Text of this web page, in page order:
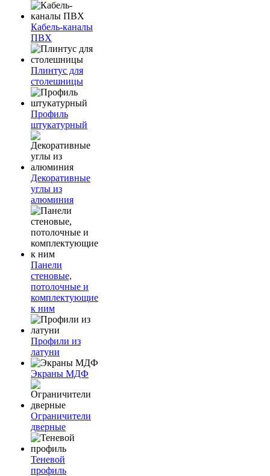
Кабель-каналы
ПВХ
Плинтус для
столешницы
Профиль
штукатурный
Декоративные
углы из
алюминия
Панели
стеновые,
потолочные и
комплектующие
к ним
Профили из
латуни
Экраны МДФ
Ограничители
дверные
Теневой
профиль